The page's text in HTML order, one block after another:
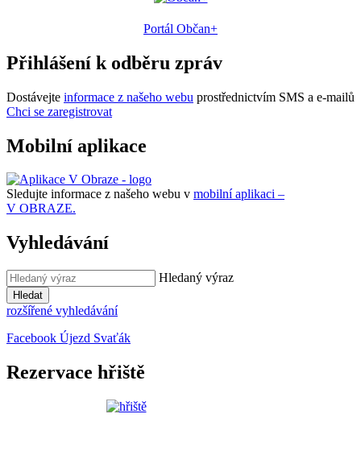
Portál Občan+
Přihlášení k odběru zpráv
Dostávejte informace z našeho webu prostřednictvím SMS a e-mailů
Chci se zaregistrovat
Mobilní aplikace
Sledujte informace z našeho webu v mobilní aplikaci –
V OBRAZE.
Vyhledávání
Hledaný výraz
Hledat
rozšířené vyhledávání
Facebook Újezd Svaťák
Rezervace hřiště